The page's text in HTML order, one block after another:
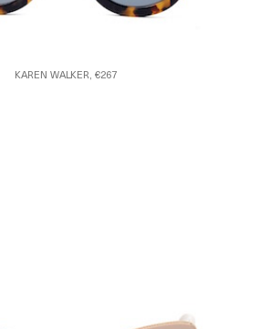
KAREN WALKER, €267